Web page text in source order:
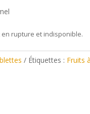
rupture et indisponible.
Étiquettes : Fruits